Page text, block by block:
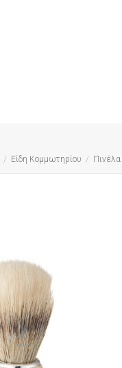
Είδη Κομμωτηρίου